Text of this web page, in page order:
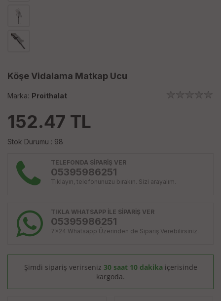
Köşe Vidalama Matkap Ucu
Marka: Proithalat
152.47 TL
Stok Durumu : 98
TELEFONDA SİPARİŞ VER
05395986251
Tıklayın, telefonunuzu bırakın. Sizi arayalım.
TIKLA WHATSAPP İLE SİPARİŞ VER
05395986251
7x24 Whatsapp Üzerinden de Sipariş Verebilirsiniz.
Şimdi sipariş verirseniz 30 saat 10 dakika içerisinde
kargoda.